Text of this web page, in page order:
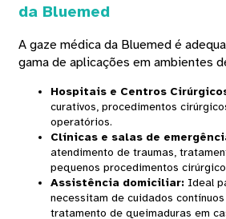
da Bluemed
A gaze médica da Bluemed ​​é
gama de aplicações em ambientes
Hospitais e Centros
curativos, procedimentos
operatórios.
Clínicas e salas de
atendimento de traumas,
pequenos procedimentos
Assistência domiciliar: Ideal
necessitam de cuidados
tratamento de queimaduras em